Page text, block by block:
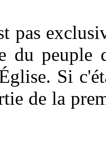
pas
du peuple
Si
de la